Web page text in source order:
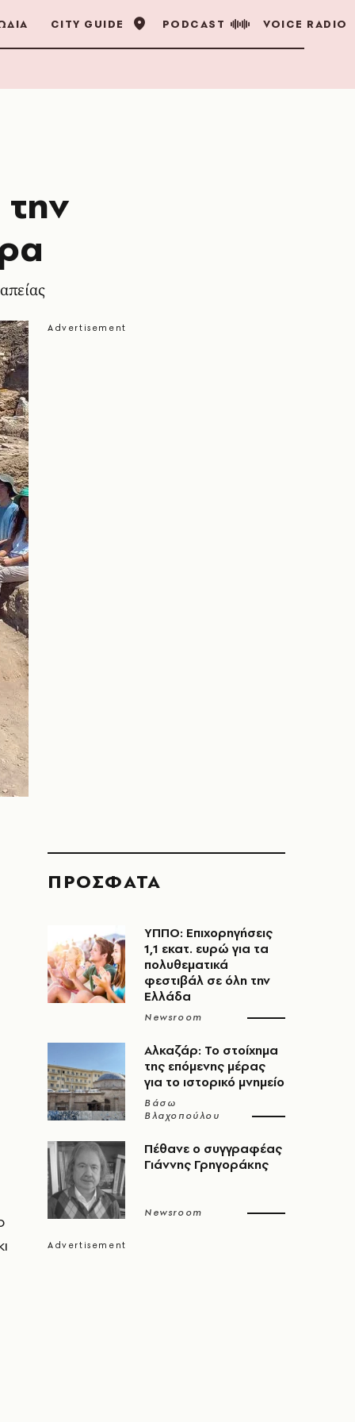
CITY GUIDE PODCAST VOICE RADIO
ΠΡΟΣΦΑΤΑ
ΥΠΠΟ: Επιχορηγήσεις
1,1 εκατ. ευρώ για τα
πολυθεματικά
φεστιβάλ σε όλη την
Ελλάδα
Newsroom
Αλκαζάρ: Το στοίχημα
της επόμενης μέρας
για το ιστορικό μνημείο
Βάσω
Βλαχοπούλου
Πέθανε ο συγγραφέας
Γιάννης Γρηγοράκης
Newsroom